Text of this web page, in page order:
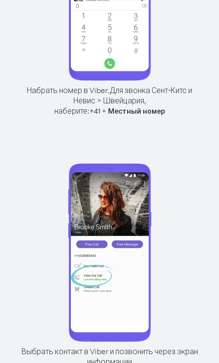
Набрать номер в Viber.Для звонка Сент-Китс и
Невис > Швейцария,
наберите:+41+ Местный номер
Выбрать контакт в Viber и позвонить через экран